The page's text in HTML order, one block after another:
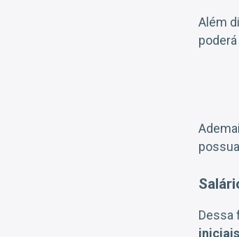
Além
Dessa
iniciais